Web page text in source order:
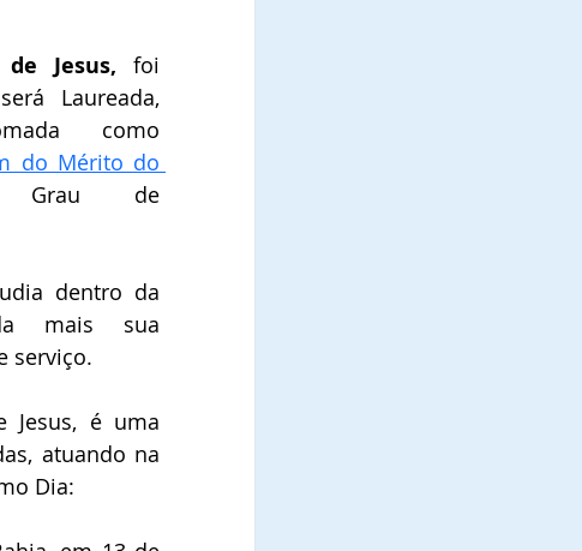
Jesus, foi
Laureada,
como
do Mérito do
dentro da
mais sua
serviço.
Jesus, é uma
atuando na
Dia: